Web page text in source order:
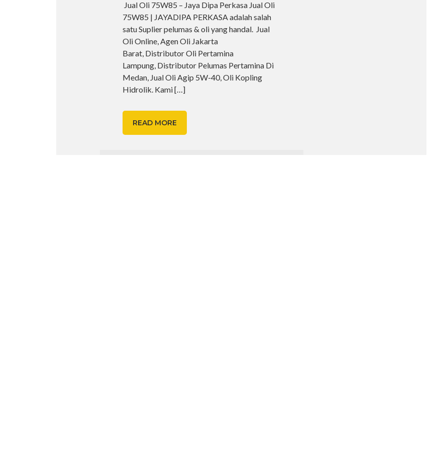
Jual Oli 75W85 – Jaya Dipa Perkasa Jual Oli
75W85 | JAYADIPA PERKASA adalah salah
satu Suplier pelumas & oli yang handal. Jual
Oli Online, Agen Oli Jakarta
Barat, Distributor Oli Pertamina
Lampung, Distributor Pelumas Pertamina Di
Medan, Jual Oli Agip 5W-40, Oli Kopling
Hidrolik. Kami[…]
READ MORE